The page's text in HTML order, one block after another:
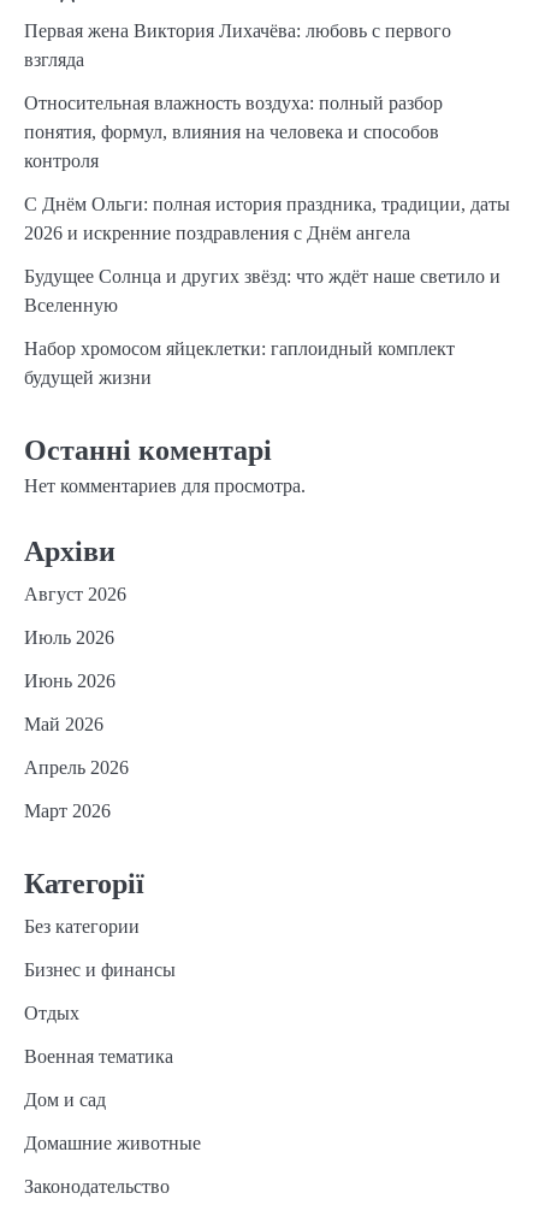
Первая жена Виктория Лихачёва: любовь с первого
взгляда
Относительная влажность воздуха: полный разбор
понятия, формул, влияния на человека и способов
контроля
С Днём Ольги: полная история праздника, традиции, даты
2026 и искренние поздравления с Днём ангела
Будущее Солнца и других звёзд: что ждёт наше светило и
Вселенную
Набор хромосом яйцеклетки: гаплоидный комплект
будущей жизни
Останні коментарі
Нет комментариев для просмотра.
Архіви
Август 2026
Июль 2026
Июнь 2026
Май 2026
Апрель 2026
Март 2026
Категорії
Без категории
Бизнес и финансы
Отдых
Военная тематика
Дом и сад
Домашние животные
Законодательство